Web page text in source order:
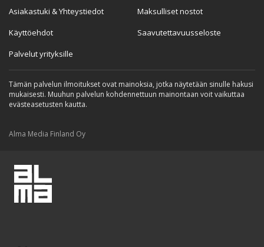
Asiakastuki & Yhteystiedot
Käyttöehdot
Palvelut yrityksille
Maksulliset nostot
Saavutettavuusseloste
Tämän palvelun ilmoitukset ovat mainoksia, jotka näytetään sinulle hakusi
mukaisesti. Muuhun palvelun kohdennettuun mainontaan voit vaikuttaa
evästeasetusten kautta.
Alma Media Finland Oy